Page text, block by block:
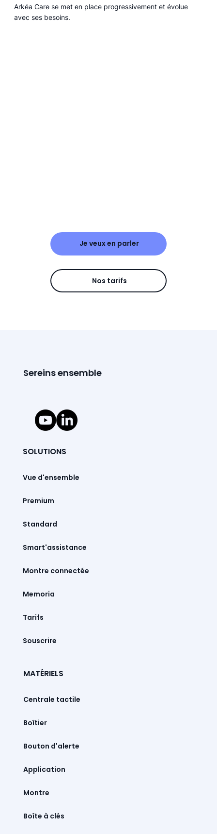
Je veux en parler
Nos tarifs
Arkéa Care se met en place progressivement et évolue
avec ses besoins.
Sereins ensemble
SOLUTIONS
Vue d'ensemble
Premium
Standard
Smart'assistance
Montre connectée
Memoria
Tarifs
Souscrire
MATÉRIELS
Centrale tactile
Boîtier
Bouton d'alerte
Montre
Boîte à clés